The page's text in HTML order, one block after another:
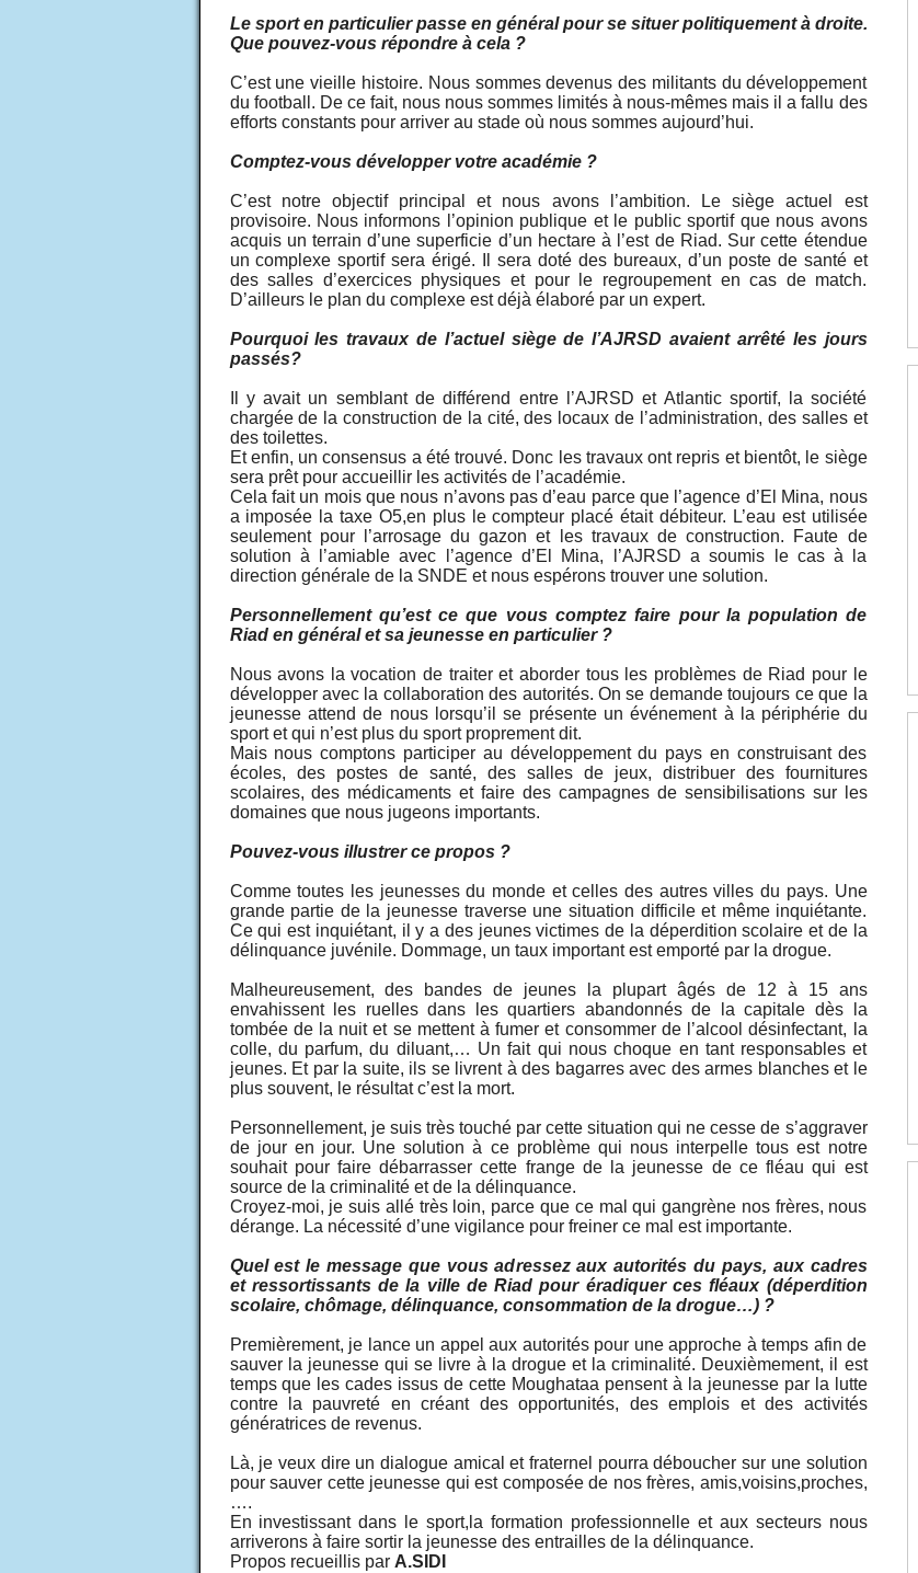
Le sport en particulier passe en général pour se situer politiquement à droite.
Que pouvez-vous répondre à cela ?
C’est une vieille histoire. Nous sommes devenus des militants du développement
du football. De ce fait, nous nous sommes limités à nous-mêmes mais il a fallu des
efforts constants pour arriver au stade où nous sommes aujourd’hui.
Comptez-vous développer votre académie ?
C’est notre objectif principal et nous avons l’ambition. Le siège actuel est
provisoire. Nous informons l’opinion publique et le public sportif que nous avons
acquis un terrain d’une superficie d’un hectare à l’est de Riad. Sur cette étendue
un complexe sportif sera érigé. Il sera doté des bureaux, d’un poste de santé et
des salles d’exercices physiques et pour le regroupement en cas de match.
D’ailleurs le plan du complexe est déjà élaboré par un expert.
Pourquoi les travaux de l’actuel siège de l’AJRSD avaient arrêté les jours
passés?
Il y avait un semblant de différend entre l’AJRSD et Atlantic sportif, la société
chargée de la construction de la cité, des locaux de l’administration, des salles et
des toilettes.
Et enfin, un consensus a été trouvé. Donc les travaux ont repris et bientôt, le siège
sera prêt pour accueillir les activités de l’académie.
Cela fait un mois que nous n’avons pas d’eau parce que l’agence d’El Mina, nous
a imposée la taxe O5,en plus le compteur placé était débiteur. L’eau est utilisée
seulement pour l’arrosage du gazon et les travaux de construction. Faute de
solution à l’amiable avec l’agence d’El Mina, l’AJRSD a soumis le cas à la
direction générale de la SNDE et nous espérons trouver une solution.
Personnellement qu’est ce que vous comptez faire pour la population de
Riad en général et sa jeunesse en particulier ?
Nous avons la vocation de traiter et aborder tous les problèmes de Riad pour le
développer avec la collaboration des autorités. On se demande toujours ce que la
jeunesse attend de nous lorsqu’il se présente un événement à la périphérie du
sport et qui n’est plus du sport proprement dit.
Mais nous comptons participer au développement du pays en construisant des
écoles, des postes de santé, des salles de jeux, distribuer des fournitures
scolaires, des médicaments et faire des campagnes de sensibilisations sur les
domaines que nous jugeons importants.
Pouvez-vous illustrer ce propos ?
Comme toutes les jeunesses du monde et celles des autres villes du pays. Une
grande partie de la jeunesse traverse une situation difficile et même inquiétante.
Ce qui est inquiétant, il y a des jeunes victimes de la déperdition scolaire et de la
délinquance juvénile. Dommage, un taux important est emporté par la drogue.
Malheureusement, des bandes de jeunes la plupart âgés de 12 à 15 ans
envahissent les ruelles dans les quartiers abandonnés de la capitale dès la
tombée de la nuit et se mettent à fumer et consommer de l’alcool désinfectant, la
colle, du parfum, du diluant,… Un fait qui nous choque en tant responsables et
jeunes. Et par la suite, ils se livrent à des bagarres avec des armes blanches et le
plus souvent, le résultat c’est la mort.
Personnellement, je suis très touché par cette situation qui ne cesse de s’aggraver
de jour en jour. Une solution à ce problème qui nous interpelle tous est notre
souhait pour faire débarrasser cette frange de la jeunesse de ce fléau qui est
source de la criminalité et de la délinquance.
Croyez-moi, je suis allé très loin, parce que ce mal qui gangrène nos frères, nous
dérange. La nécessité d’une vigilance pour freiner ce mal est importante.
Quel est le message que vous adressez aux autorités du pays, aux cadres
et ressortissants de la ville de Riad pour éradiquer ces fléaux (déperdition
scolaire, chômage, délinquance, consommation de la drogue…) ?
Premièrement, je lance un appel aux autorités pour une approche à temps afin de
sauver la jeunesse qui se livre à la drogue et la criminalité. Deuxièmement, il est
temps que les cades issus de cette Moughataa pensent à la jeunesse par la lutte
contre la pauvreté en créant des opportunités, des emplois et des activités
génératrices de revenus.
Là, je veux dire un dialogue amical et fraternel pourra déboucher sur une solution
pour sauver cette jeunesse qui est composée de nos frères, amis,voisins,proches,
….
En investissant dans le sport,la formation professionnelle et aux secteurs nous
arriverons à faire sortir la jeunesse des entrailles de la délinquance.
Propos recueillis par A.SIDI